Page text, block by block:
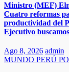
Ministro (MEF)
Cuatro reformas
productividad del
Ejecutivo
Ago 8, 2026 admin
MUNDO PERÚ